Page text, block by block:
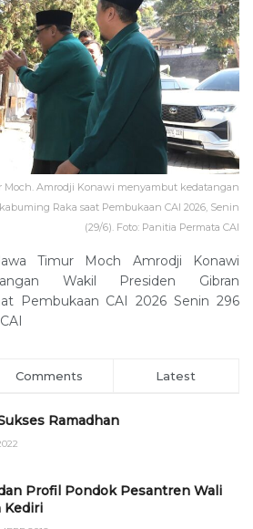
Moch. Amrodji Konawi menyambut kedatangan
Raka saat Pembukaan CAI 2026, Senin
(29/6). Foto: Panitia Permata CAI
Timur Moch Amrodji Konawi
Wakil Presiden Gibran
Pembukaan CAI 2026 Senin 296
Comments Latest
Ramadhan
Profil Pondok Pesantren Wali
Kediri